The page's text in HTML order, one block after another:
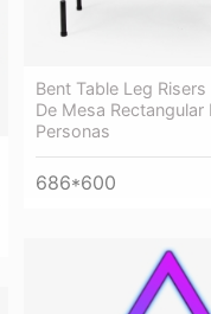
Bent Table Leg
De Mesa Rectangular
Personas
686*600